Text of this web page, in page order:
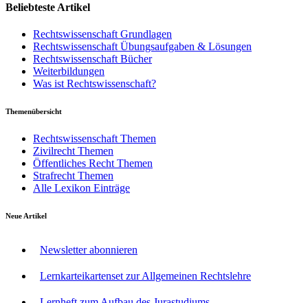
Beliebteste Artikel
Rechtswissenschaft Grundlagen
Rechtswissenschaft Übungsaufgaben & Lösungen
Rechtswissenschaft Bücher
Weiterbildungen
Was ist Rechtswissenschaft?
Themenübersicht
Rechtswissenschaft Themen
Zivilrecht Themen
Öffentliches Recht Themen
Strafrecht Themen
Alle Lexikon Einträge
Neue Artikel
Newsletter abonnieren
Lernkarteikartenset zur Allgemeinen Rechtslehre